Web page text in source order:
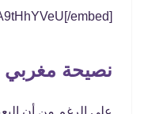
embed]
نصيحة مغربي
على الرغم من أن